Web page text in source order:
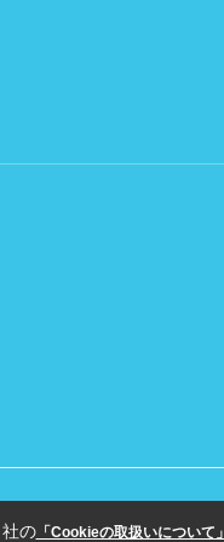
の「Cookieの取扱いについて」